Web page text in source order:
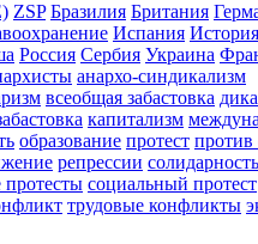
ZSP Бразилия Британия
Испания История
Россия Сербия Украина
анархо-синдикализм
всеобщая забастовка
капитализм
образование протест
репрессии солидарность
протесты социальный протест
трудовые конфликты